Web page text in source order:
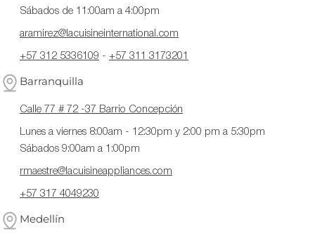
Sábados de 11:00am a 4:00pm
aramirez@lacuisineinternational.com
+57 312 5336109 - +57 311 3173201
Barranquilla
Calle 77 # 72 -37 Barrio Concepción
Lunes a viernes 8:00am - 12:30pm y 2:00 pm a 5:30pm
Sábados 9:00am a 1:00pm
rmaestre@lacuisineappliances.com
+57 317 4049230
Medellín